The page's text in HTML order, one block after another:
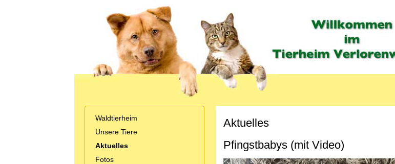
Waldtierheim
Unsere Tiere
Aktuelles
Fotos
Aktuelles
Pfingstbabys (mit Video)